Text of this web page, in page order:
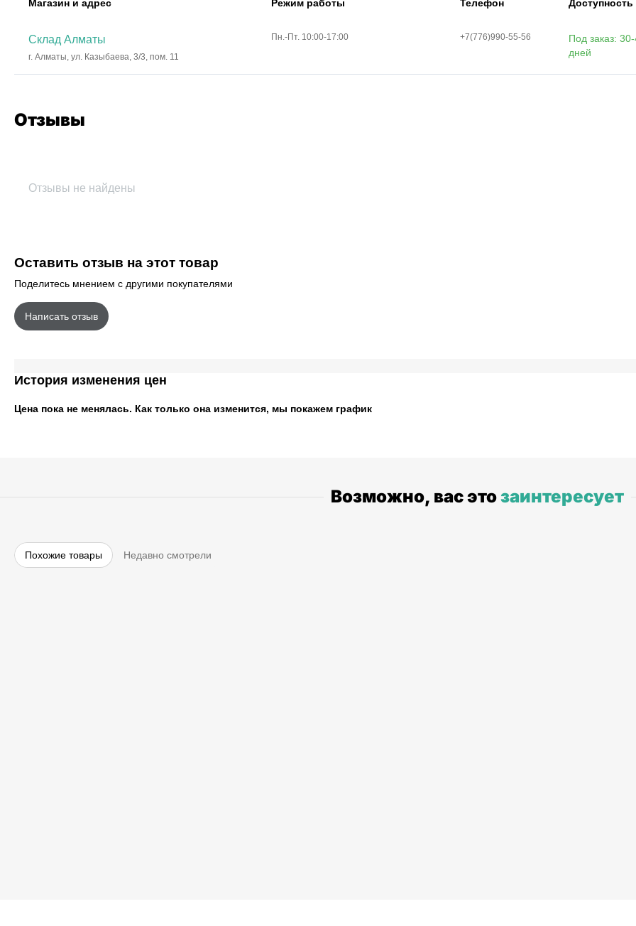
Магазин и адрес Режим работы Телефон Доступность
Склад Алматы
г. Алматы, ул. Казыбаева, 3/3, пом. 11
Пн.-Пт. 10:00-17:00 +7(776)990-55-56
Под заказ:
дней
Отзывы
Отзывы не найдены
Оставить отзыв на этот товар
Поделитесь мнением с другими покупателями
Написать отзыв
История изменения цен
Цена пока не менялась. Как только она изменится, мы покажем график
Возможно, вас этозаинтересует
Похожие товары Недавно смотрели